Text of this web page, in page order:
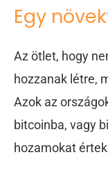
Egy
Az ötlet, hogy
hozzanak létre,
Azok az
bitcoinba, vagy
hozamokat